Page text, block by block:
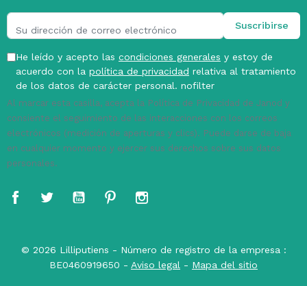
He leído y acepto las condiciones generales y estoy de
acuerdo con la política de privacidad relativa al tratamiento
de los datos de carácter personal. nofilter
Al marcar esta casilla, acepta la Política de Privacidad de Janod y
consiente el seguimiento de las interacciones con los correos
electrónicos (medición de aperturas y clics). Puede darse de baja
en cualquier momento y ejercer sus derechos sobre sus datos
personales.
© 2026 Lilliputiens - Número de registro de la empresa :
BE0460919650 - Aviso legal - Mapa del sitio